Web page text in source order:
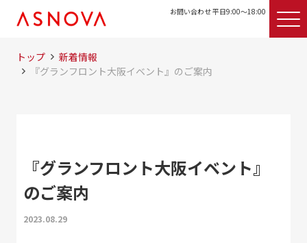
お問い合わせ 平日9:00〜18:00
トップ
新着情報
『グランフロント大阪イベント』のご案内
『グランフロント大阪イベント』
のご案内
2023.08.29